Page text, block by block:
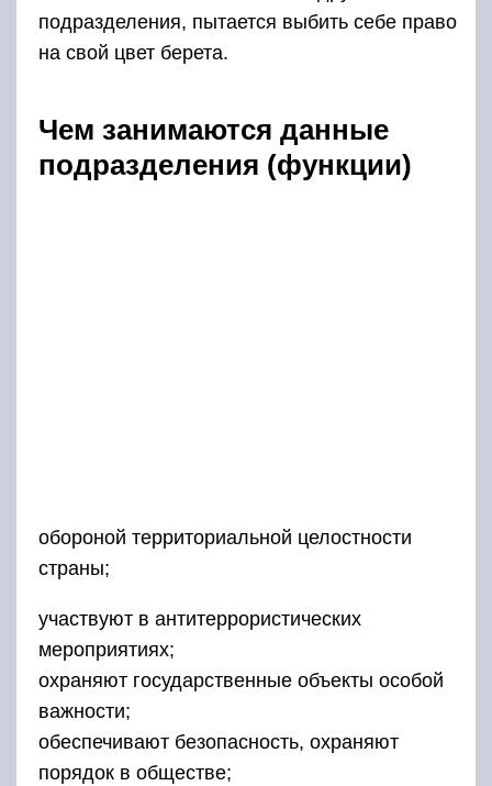
подразделения, пытается выбить себе право
на свой цвет берета.
Чем занимаются данные
подразделения (функции)
обороной территориальной целостности
страны;
участвуют в антитеррористических
мероприятиях;
охраняют государственные объекты особой
важности;
обеспечивают безопасность, охраняют
порядок в обществе;